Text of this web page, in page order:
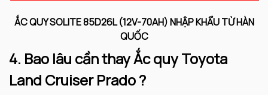
ẮC QUY SOLITE 85D26L (12V-70AH) NHẬP KHẨU TỪ HÀN
QUỐC
4. Bao lâu cần thay Ắc quy Toyota
Land Cruiser Prado ?